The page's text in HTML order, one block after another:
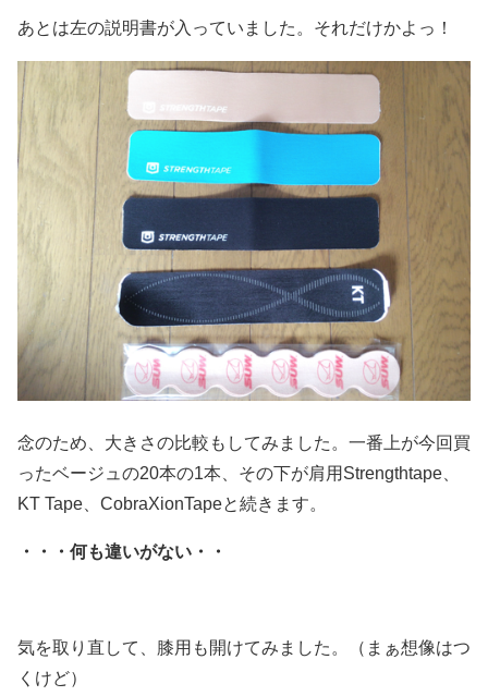
あとは左の説明書が入っていました。それだけかよっ！
念のため、大きさの比較もしてみました。一番上が今回買
ったベージュの20本の1本、その下が肩用Strengthtape、
KT Tape、CobraXionTapeと続きます。
・・・何も違いがない・・
気を取り直して、膝用も開けてみました。（まぁ想像はつ
くけど）